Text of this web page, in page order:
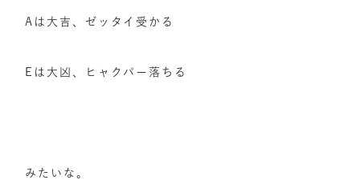
Aは大吉、ゼッタイ受かる
Eは大凶、ヒャクパー落ちる
みたいな。